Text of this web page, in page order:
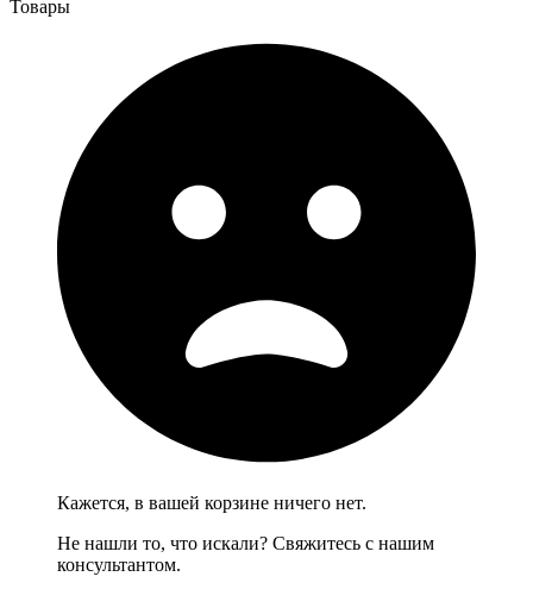
Товары
Кажется, в вашей корзине ничего нет.
Не нашли то, что искали? Свяжитесь с нашим
консультантом.